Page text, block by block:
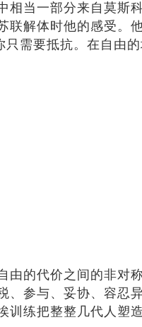
一部分来自莫斯
解体时他的感受。
需要抵抗。在自由
的代价之间的非对
参与、妥协、容
练把整整几代人塑